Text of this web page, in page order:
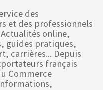
des
et des professionnels
online,
guides pratiques,
carrières... Depuis
français
Commerce